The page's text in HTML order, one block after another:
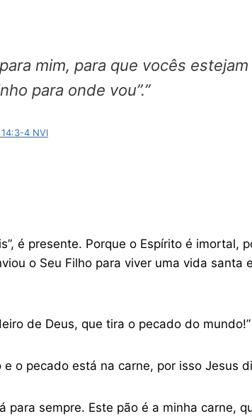
mim, para que vocês
para onde vou”.”
‭4‬ ‭NVI
é presente. Porque o Espírito é imortal,
o Seu Filho para viver uma vida
de Deus, que tira o pecado do mundo!”
o pecado está na carne, por isso Jesus
sempre. Este pão é a minha carne,